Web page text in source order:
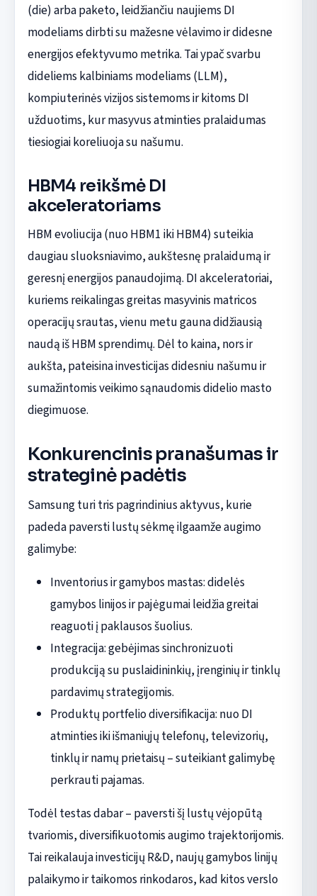
(die) arba paketo, leidžiančiu naujiems DI
modeliams dirbti su mažesne vėlavimo ir didesne
energijos efektyvumo metrika. Tai ypač svarbu
dideliems kalbiniams modeliams (LLM),
kompiuterinės vizijos sistemoms ir kitoms DI
užduotims, kur masyvus atminties pralaidumas
tiesiogiai koreliuoja su našumu.
HBM4 reikšmė DI
akceleratoriams
HBM evoliucija (nuo HBM1 iki HBM4) suteikia
daugiau sluoksniavimo, aukštesnę pralaidumą ir
geresnį energijos panaudojimą. DI akceleratoriai,
kuriems reikalingas greitas masyvinis matricos
operacijų srautas, vienu metu gauna didžiausią
naudą iš HBM sprendimų. Dėl to kaina, nors ir
aukšta, pateisina investicijas didesniu našumu ir
sumažintomis veikimo sąnaudomis didelio masto
diegimuose.
Konkurencinis pranašumas ir
strateginė padėtis
Samsung turi tris pagrindinius aktyvus, kurie
padeda paversti lustų sėkmę ilgaamže augimo
galimybe:
Inventorius ir gamybos mastas: didelės
gamybos linijos ir pajėgumai leidžia greitai
reaguoti į paklausos šuolius.
Integracija: gebėjimas sinchronizuoti
produkciją su puslaidininkių, įrenginių ir tinklų
pardavimų strategijomis.
Produktų portfelio diversifikacija: nuo DI
atminties iki išmaniųjų telefonų, televizorių,
tinklų ir namų prietaisų – suteikiant galimybę
perkrauti pajamas.
Todėl testas dabar – paversti šį lustų vėjopūtą
tvariomis, diversifikuotomis augimo trajektorijomis.
Tai reikalauja investicijų R&D, naujų gamybos linijų
palaikymo ir taikomos rinkodaros, kad kitos verslo